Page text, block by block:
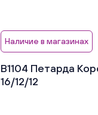
Наличие в магазинах
В1104 Петарда
16/12/12